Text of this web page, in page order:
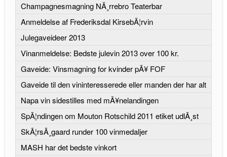
Champagnesmagning NÃ¸rrebro Teaterbar
Anmeldelse af Frederiksdal KirsebÃ¦rvin
Julegaveideer 2013
Vinanmeldelse: Bedste julevin 2013 over 100 kr.
Gaveide: Vinsmagning for kvinder pÃ¥ FOF
Gaveide til den vininteresserede eller manden der har alt
Napa vin sidestilles med mÃ¥nelandingen
SpÃ¦ndingen om Mouton Rotschild 2011 etiket udlÃ¸st
SkÃ¦rsÃ¸gaard runder 100 vinmedaljer
MASH har det bedste vinkort